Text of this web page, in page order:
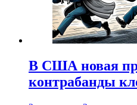
В США новая
контрабанды